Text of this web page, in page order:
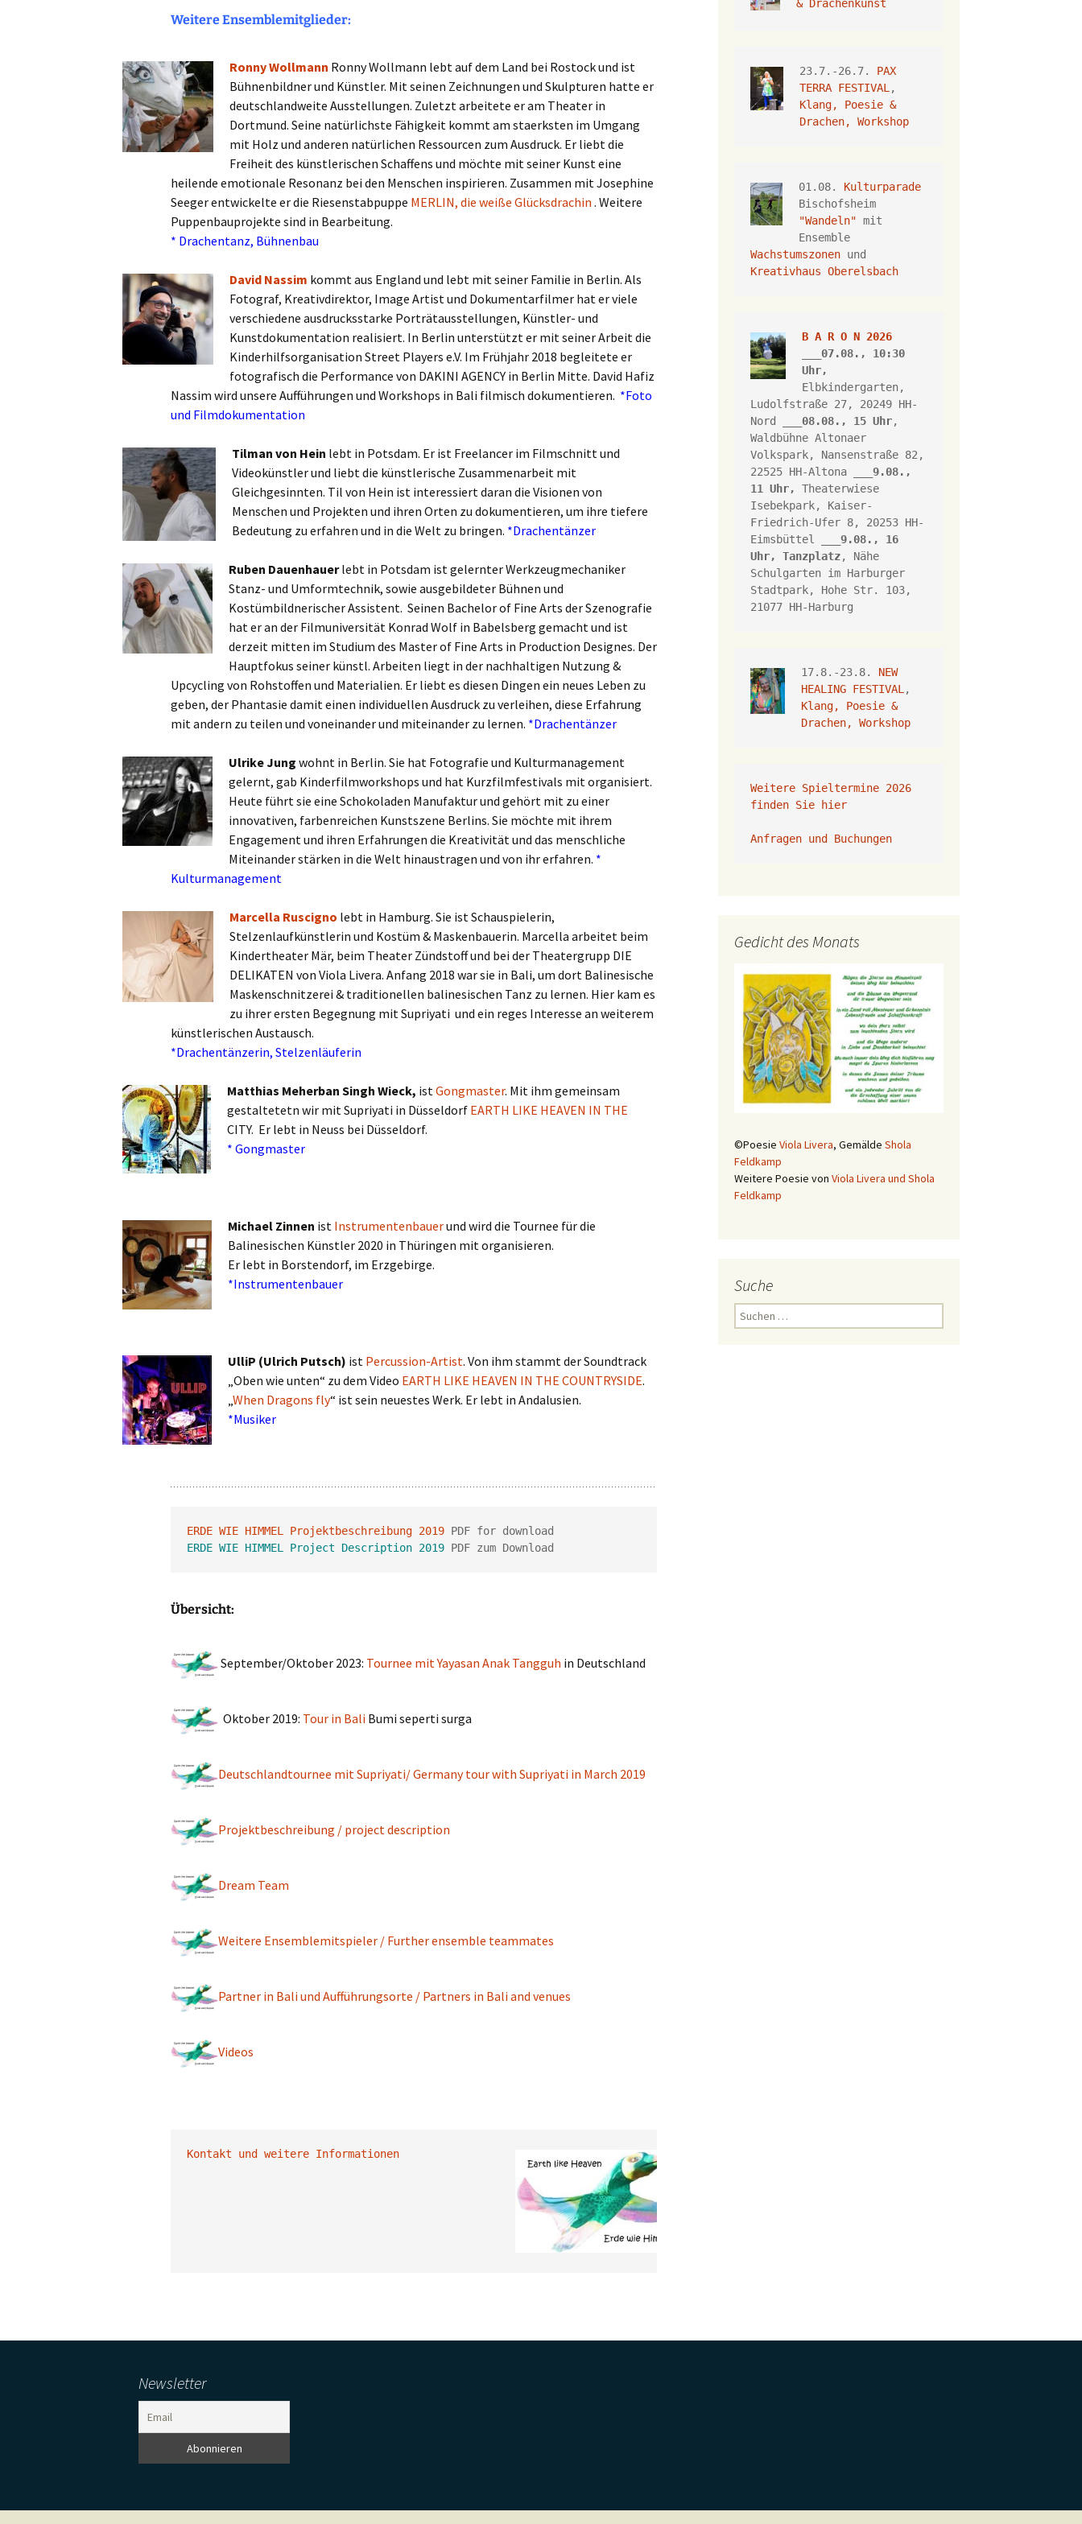
Ode an die Freude
Poesie, Kunst, Musik,
Seminare
Weitere Ensemblemitglieder:
Ronny Wollmann Ronny Wollmann lebt auf dem Land bei Rostock und ist
Bühnenbildner und Künstler. Mit seinen Zeichnungen und Skulpturen hatte er
deutschlandweite Ausstellungen. Zuletzt arbeitete er am Theater in
Dortmund. Seine natürlichste Fähigkeit kommt am staerksten im Umgang
mit Holz und anderen natürlichen Ressourcen zum Ausdruck. Er liebt die
Freiheit des künstlerischen Schaffens und möchte mit seiner Kunst eine
heilende emotionale Resonanz bei den Menschen inspirieren. Zusammen mit Josephine
Seeger entwickelte er die Riesenstabpuppe MERLIN, die weiße Glücksdrachin . Weitere
Puppenbauprojekte sind in Bearbeitung.
* Drachentanz, Bühnenbau
David Nassim kommt aus England und lebt mit seiner Familie in Berlin. Als
Fotograf, Kreativdirektor, Image Artist und Dokumentarfilmer hat er viele
verschiedene ausdrucksstarke Porträtausstellungen, Künstler- und
Kunstdokumentation realisiert. In Berlin unterstützt er mit seiner Arbeit die
Kinderhilfsorganisation Street Players e.V. Im Frühjahr 2018 begleitete er
fotografisch die Performance von DAKINI AGENCY in Berlin Mitte. David Hafiz
Nassim wird unsere Aufführungen und Workshops in Bali filmisch dokumentieren. *Foto
und Filmdokumentation
Tilman von Hein lebt in Potsdam. Er ist Freelancer im Filmschnitt und
Videokünstler und liebt die künstlerische Zusammenarbeit mit
Gleichgesinnten. Til von Hein ist interessiert daran die Visionen von
Menschen und Projekten und ihren Orten zu dokumentieren, um ihre tiefere
Bedeutung zu erfahren und in die Welt zu bringen. *Drachentänzer
Ruben Dauenhauerlebt in Potsdam ist gelernter Werkzeugmechaniker
Stanz- und Umformtechnik, sowie ausgebildeter Bühnen und
Kostümbildnerischer Assistent. Seinen Bachelor of Fine Arts der Szenografie
hat er an der Filmuniversität Konrad Wolf in Babelsberg gemacht und ist
derzeit mitten im Studium des Master of Fine Arts in Production Designes. Der
Hauptfokus seiner künstl. Arbeiten liegt in der nachhaltigen Nutzung &
Upcycling von Rohstoffen und Materialien. Er liebt es diesen Dingen ein neues Leben zu
geben, der Phantasie damit einen individuellen Ausdruck zu verleihen, diese Erfahrung
mit andern zu teilen und voneinander und miteinander zu lernen. *Drachentänzer
Ulrike Jung wohnt in Berlin. Sie hat Fotografie und Kulturmanagement
gelernt, gab Kinderfilmworkshops und hat Kurzfilmfestivals mit organisiert.
Heute führt sie eine Schokoladen Manufaktur und gehört mit zu einer
innovativen, farbenreichen Kunstszene Berlins. Sie möchte mit ihrem
Engagement und ihren Erfahrungen die Kreativität und das menschliche
Miteinander stärken in die Welt hinaustragen und von ihr erfahren. *
Kulturmanagement
Marcella Ruscigno lebt in Hamburg. Sie ist Schauspielerin,
Stelzenlaufkünstlerin und Kostüm & Maskenbauerin. Marcella arbeitet beim
Kindertheater Mär, beim Theater Zündstoff und bei der Theatergrupp DIE
DELIKATEN von Viola Livera. Anfang 2018 war sie in Bali, um dort Balinesische
Maskenschnitzerei & traditionellen balinesischen Tanz zu lernen. Hier kam es
zu ihrer ersten Begegnung mit Supriyati und ein reges Interesse an weiterem
künstlerischen Austausch.
*Drachentänzerin, Stelzenläuferin
Matthias Meherban Singh Wieck, istGongmaster. Mit ihm gemeinsam
gestaltetetn wir mit Supriyati in Düsseldorf EARTH LIKE HEAVEN IN THE
CITY. Er lebt in Neuss bei Düsseldorf.
* Gongmaster
Michael Zinnen ist Instrumentenbauerund wird die Tournee für die
Balinesischen Künstler 2020 in Thüringen mit organisieren.
Er lebt in Borstendorf, im Erzgebirge.
*Instrumentenbauer
UlliP (Ulrich Putsch) ist Percussion-Artist. Von ihm stammt der Soundtrack
„Oben wie unten“ zu dem Video EARTH LIKE HEAVEN IN THE COUNTRYSIDE.
„When Dragons fly“ ist sein neuestes Werk. Er lebt in Andalusien.
*Musiker
ERDE WIE HIMMEL Projektbeschreibung 2019
ERDE WIE HIMMEL Project Description 2019 PDF zum Download
Übersicht:
September/Oktober 2023: Tournee mitYayasan Anak Tangguh in Deutschland
Oktober 2019: Tour in Bali Bumi seperti surga
Deutschlandtournee mit Supriyati/Germany tour with Supriyati in March 2019
Projektbeschreibung / project description
Dream Team
Weitere Ensemblemitspieler / Further ensemble teammates
Partner in Bali und Aufführungsorte / Partners in Bali and venues
Videos
Kontakt und weitere Informationen
& Drachenkunst
23.7.-26.7.
PAX
TERRA FESTIVAL
Klang, Poesie &
Drachen, Workshop
01.08. Kulturparade
"Wandeln" mit
Wachstumszonen
Kreativhaus Oberelsbach
B A R O N 2026
___07.08., 10:30
Uhr,
Elbkindergarten,
Ludolfstraße 27, 20249 HH-
Nord ___ 08.08., 15 Uhr
Waldbühne Altonaer
Volkspark, Nansenstraße 82,
22525 HH-Altona
9.08.,
11 Uhr,
Theaterwiese
Isebekpark, Kaiser-
Friedrich-Ufer 8, 20253 HH-
Eimsbüttel ___ 9.08., 16
Uhr, Tanzplatz, Nähe
Schulgarten im Harburger
Stadtpark, Hohe Str. 103,
21077 HH-Harburg
17.8.-23.8. NEW
HEALING FESTIVAL
Klang, Poesie &
Drachen, Workshop
Weitere Spieltermine 2026
finden Sie hier
Anfragen und Buchungen
Gedicht des Monats
©Poesie Viola Livera, Gemälde Shola
Feldkamp
Weitere Poesie von Viola Livera und Shola
Feldkamp
Suche
Suchen
nach:
Newsletter